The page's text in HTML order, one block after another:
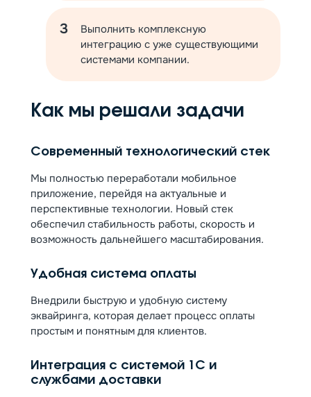
Выполнить комплексную
интеграцию с уже существующими
системами компании.
Как мы решали задачи
Современный технологический стек
Мы полностью переработали мобильное
приложение, перейдя на актуальные и
перспективные технологии. Новый стек
обеспечил стабильность работы, скорость и
возможность дальнейшего масштабирования.
Удобная система оплаты
Внедрили быструю и удобную систему
эквайринга, которая делает процесс оплаты
простым и понятным для клиентов.
Интеграция с системой 1С и
службами доставки